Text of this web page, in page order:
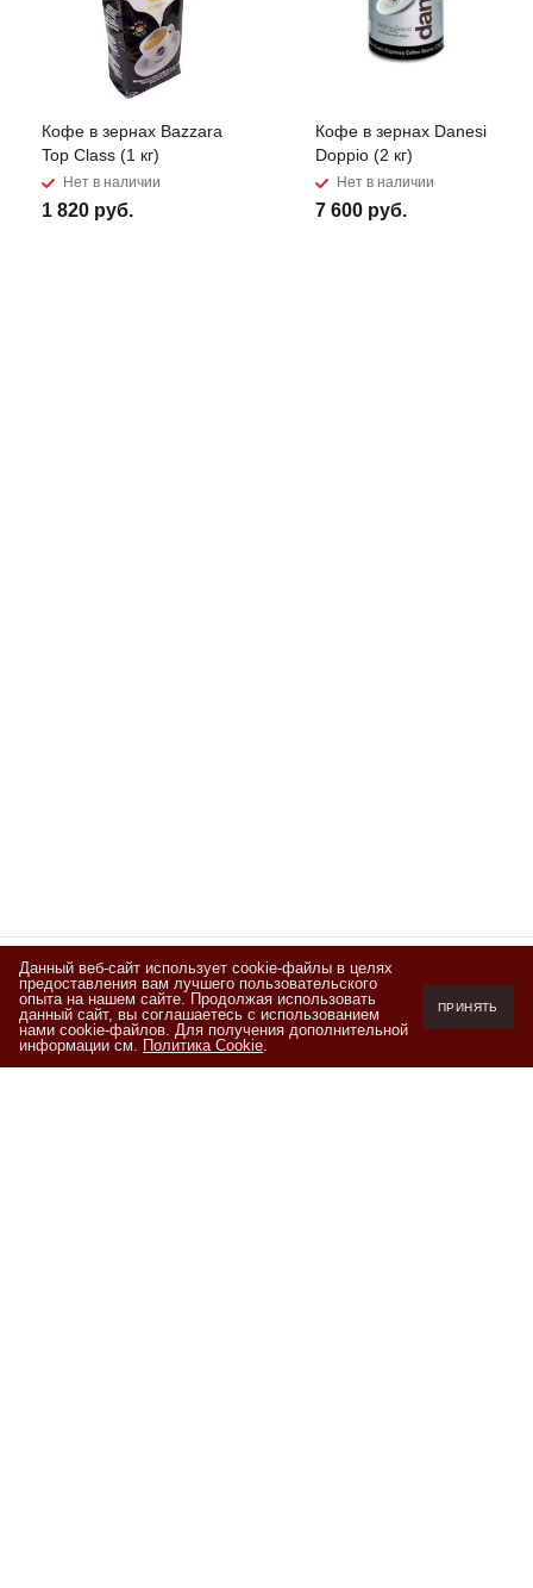
Кофе в зернах Bazzara
Top Class (1 кг)
Нет в наличии
1 820 руб.
Кофе в зернах Danesi
Doppio (2 кг)
Нет в наличии
7 600 руб.
Подписывайтесь
на новости и акции
Данный веб-сайт использует cookie-файлы в целях
предоставления вам лучшего пользовательского
опыта на нашем сайте. Продолжая использовать
данный сайт, вы соглашаетесь с использованием
нами cookie-файлов. Для получения дополнительной
информации см. Политика Cookie.
ПРИНЯТЬ